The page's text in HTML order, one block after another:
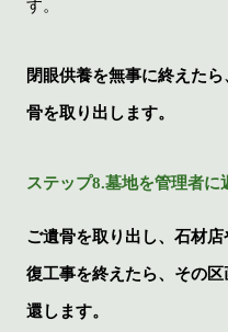
す。
閉眼供養を無事に終えた
骨を取り出します。
ステップ8.墓地を管理者に
ご遺骨を取り出し、石材
復工事を終えたら、その
還します。